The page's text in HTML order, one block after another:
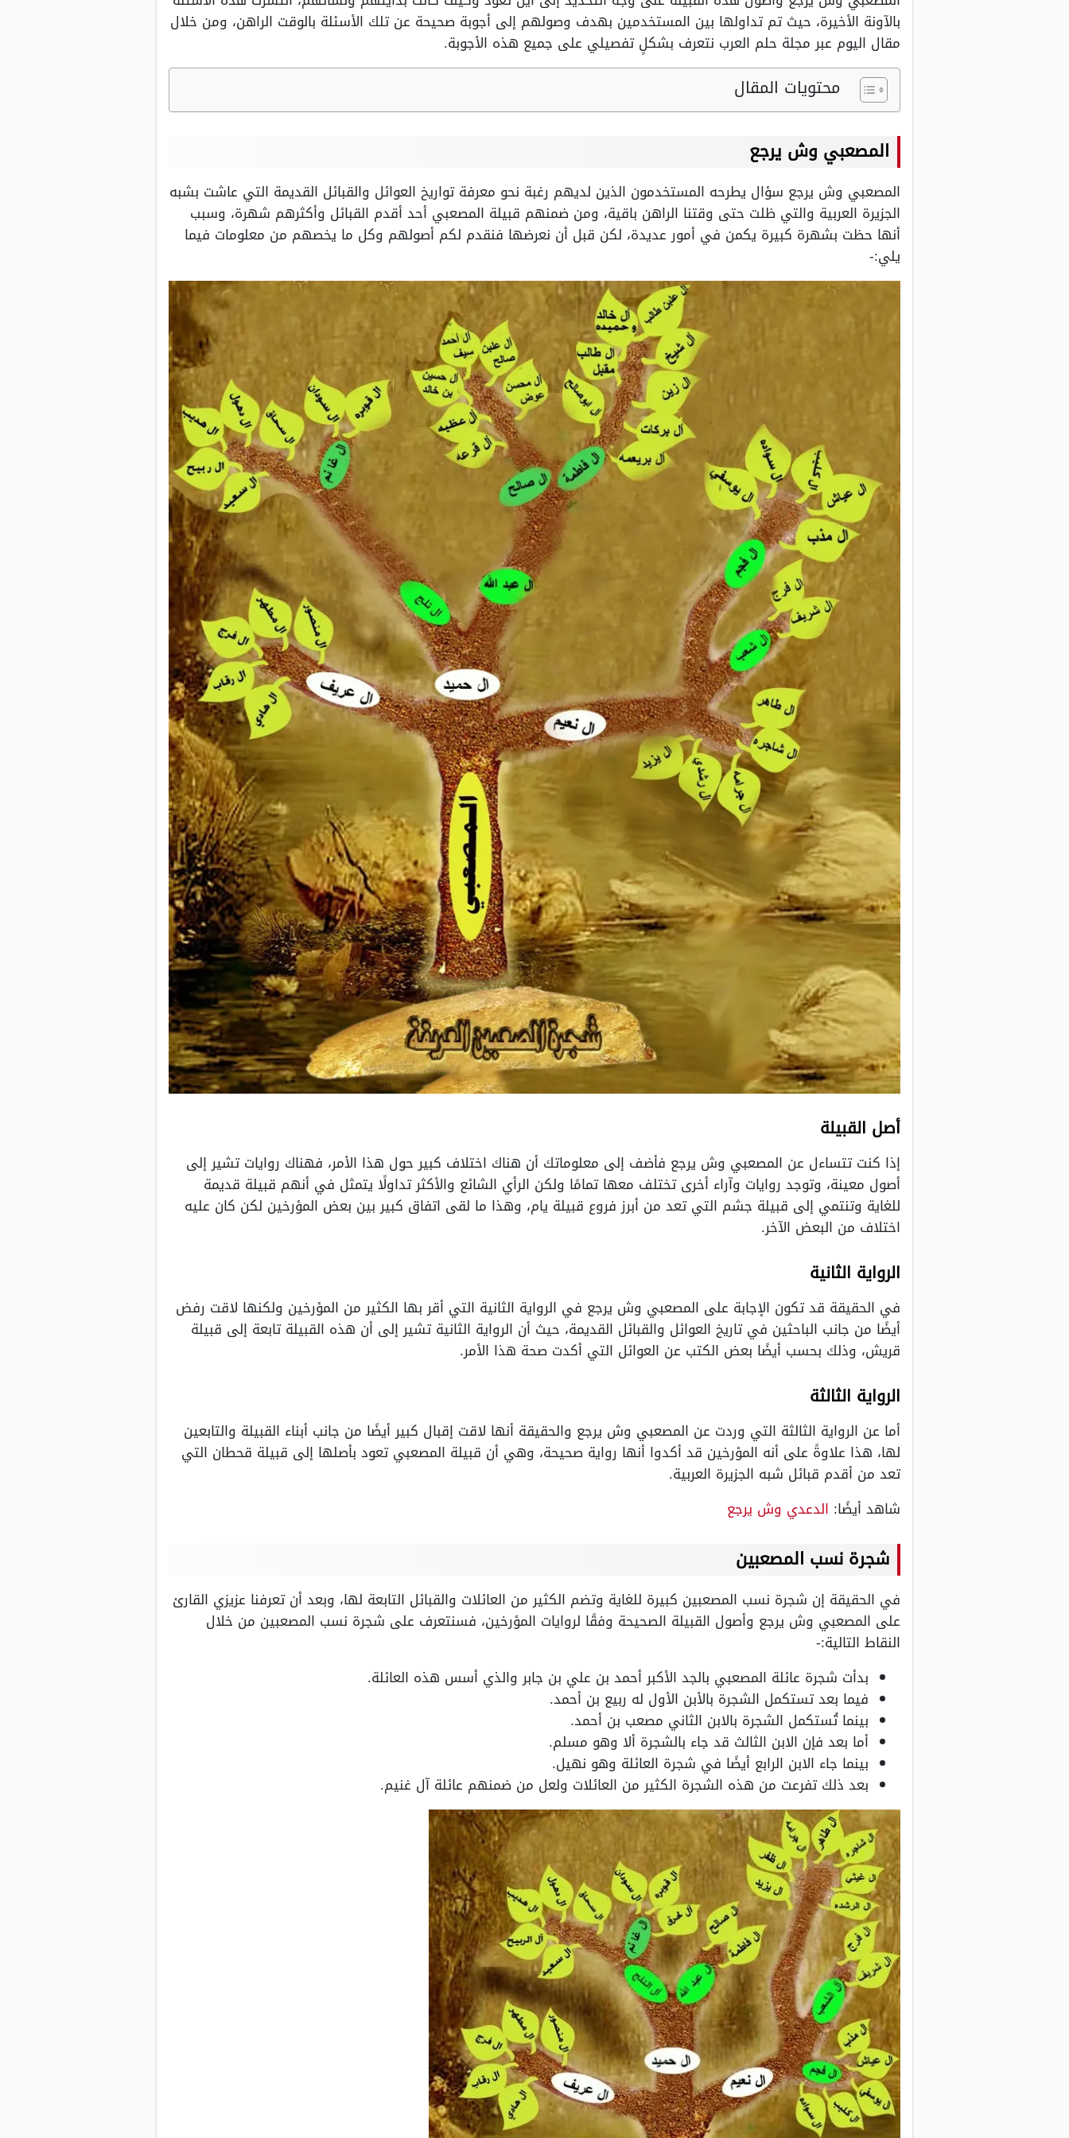
بالآونة الأخيرة، حيث تم تداولها بين المستخدمين بهدف وصولهم إلى أجوبة صحيحة عن تلك الأسئلة بالوقت الراهن، ومن خلال
مقال اليوم عبر مجلة حلم العرب نتعرف بشكلٍ تفصيلي على جميع هذه الأجوبة.
محتويات المقال
المصعبي وش يرجع
المصعبي وش يرجع سؤال يطرحه المستخدمون الذين لديهم رغبة نحو معرفة تواريخ العوائل والقبائل القديمة التي عاشت بشبه
الجزيرة العربية والتي ظلت حتى وقتنا الراهن باقية، ومن ضمنهم قبيلة المصعبي أحد أقدم القبائل وأكثرهم شهرة، وسبب
أنها حظت بشهرة كبيرة يكمن في أمور عديدة، لكن قبل أن نعرضها فنقدم لكم أصولهم وكل ما يخصهم من معلومات فيما
يلي:-
أصل القبيلة
إذا كنت تتساءل عن المصعبي وش يرجع فأضف إلى معلوماتك أن هناك اختلاف كبير حول هذا الأمر، فهناك روايات تشير إلى
أصول معينة، وتوجد روايات وآراء أخرى تختلف معها تمامًا ولكن الرأي الشائع والأكثر تداولًا يتمثل في أنهم قبيلة قديمة
للغاية وتنتمي إلى قبيلة جشم التي تعد من أبرز فروع قبيلة يام، وهذا ما لقى اتفاق كبير بين بعض المؤرخين لكن كان عليه
اختلاف من البعض الآخر.
الرواية الثانية
في الحقيقة قد تكون الإجابة على المصعبي وش يرجع في الرواية الثانية التي أقر بها الكثير من المؤرخين ولكنها لاقت رفض
أيضًا من جانب الباحثين في تاريخ العوائل والقبائل القديمة، حيث أن الرواية الثانية تشير إلى أن هذه القبيلة تابعة إلى قبيلة
قريش، وذلك بحسب أيضًا بعض الكتب عن العوائل التي أكدت صحة هذا الأمر.
الرواية الثالثة
أما عن الرواية الثالثة التي وردت عن المصعبي وش يرجع والحقيقة أنها لاقت إقبال كبير أيضًا من جانب أبناء القبيلة والتابعين
لها، هذا علاوةً على أنه المؤرخين قد أكدوا أنها رواية صحيحة، وهي أن قبيلة المصعبي تعود بأصلها إلى قبيلة قحطان التي
تعد من أقدم قبائل شبه الجزيرة العربية.
شاهد أيضًا: الدعدي وش يرجع
شجرة نسب المصعبين
في الحقيقة إن شجرة نسب المصعبين كبيرة للغاية وتضم الكثير من العائلات والقبائل التابعة لها، وبعد أن تعرفنا عزيزي القارئ
على المصعبي وش يرجع وأصول القبيلة الصحيحة وفقًا لروايات المؤرخين، فسنتعرف على شجرة نسب المصعبين من خلال
النقاط التالية:-
بدأت شجرة عائلة المصعبي بالجد الأكبر أحمد بن علي بن جابر والذي أسس هذه العائلة.
فيما بعد تستكمل الشجرة بالأبن الأول له ربيع بن أحمد.
بينما تُستكمل الشجرة بالابن الثاني مصعب بن أحمد.
أما بعد فإن الابن الثالث قد جاء بالشجرة ألا وهو مسلم.
بينما جاء الابن الرابع أيضًا في شجرة العائلة وهو نهيل.
بعد ذلك تفرعت من هذه الشجرة الكثير من العائلات ولعل من ضمنهم عائلة آل غنيم.